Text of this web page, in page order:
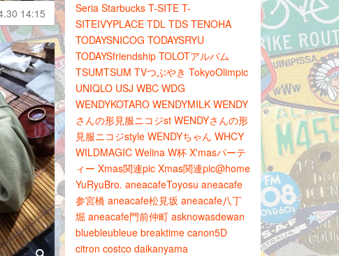
14:15
Seria Starbucks T-SITE T-
SITEIVYPLACE TDL TDS TENOHA
TODAYSNICOG TODAYSRYU
TODAYSfriendship TOLOTアルバム
TSUMTSUM TVつぶやき TokyoOlimpic
UNIQLO USJ WBC WDG
WENDYKOTARO WENDYMILK WENDY
さんの形見服ニコジst WENDYさんの形
見服ニコジstyle WENDYちゃん WHCY
WILDMAGIC Welina W杯 X'masパーテ
ィー Xmas関連pic Xmas関連pic@home
YuRyuBro. aneacafeToyosu aneacafe
参宮橋 aneacafe松見坂 aneacafe八丁
堀 aneacafe門前仲町 asknowasdewan
bluebleubleue breaktime canon5D
citron costco daikanyama